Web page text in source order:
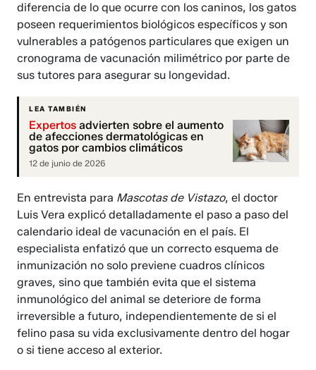
diferencia de lo que ocurre con los caninos, los gatos
poseen requerimientos biológicos específicos y son
vulnerables a patógenos particulares que exigen un
cronograma de vacunación milimétrico por parte de
sus tutores para asegurar su longevidad.
LEA TAMBIÉN
Expertos advierten sobre el aumento
de afecciones dermatológicas en
gatos por cambios climáticos
12 de junio de 2026
En entrevista para Mascotas de Vistazo, el doctor
Luis Vera explicó detalladamente el paso a paso del
calendario ideal de vacunación en el país. El
especialista enfatizó que un correcto esquema de
inmunización no solo previene cuadros clínicos
graves, sino que también evita que el sistema
inmunológico del animal se deteriore de forma
irreversible a futuro, independientemente de si el
felino pasa su vida exclusivamente dentro del hogar
o si tiene acceso al exterior.